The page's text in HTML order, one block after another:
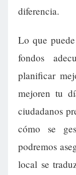
diferencia.
Lo que
fondos
planificar
mejoren tu
ciudadanos
cómo se
podremos
local se